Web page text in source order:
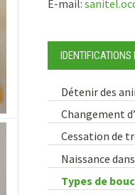
E-mail:
Détenir des
Changement
Cessation de
Naissance
Types de